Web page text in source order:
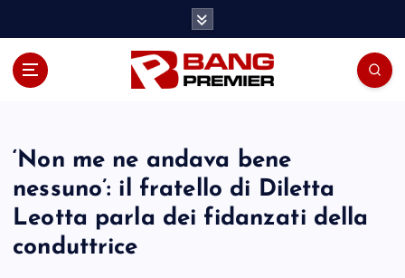
‘Non me ne andava bene
nessuno’: il fratello di Diletta
Leotta parla dei fidanzati della
conduttrice